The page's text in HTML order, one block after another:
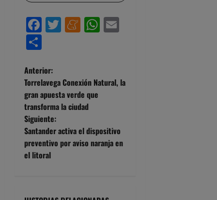
Facebook
Twitter
Meneame
WhatsApp
N
a
v
e
g
Anterior:
Torrelavega Conexión Natural, la
gran apuesta verde que
transforma la ciudad
Siguiente:
Santander activa el dispositivo
preventivo por aviso naranja en
el litoral